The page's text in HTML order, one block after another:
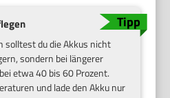
solltest du die Akkus nicht
sondern bei längerer
etwa 40 bis 60 Prozent.
und lade den Akku nur